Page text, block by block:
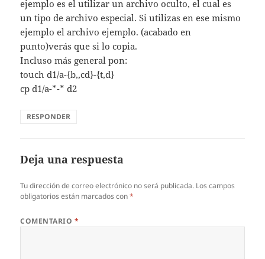
ejemplo es el utilizar un archivo oculto, el cual es
un tipo de archivo especial. Si utilizas en ese mismo
ejemplo el archivo ejemplo. (acabado en
punto)verás que si lo copia.
Incluso más general pon:
touch d1/a-{b,,cd}-{t,d}
cp d1/a-*-* d2
RESPONDER
Deja una respuesta
Tu dirección de correo electrónico no será publicada. Los campos
obligatorios están marcados con*
COMENTARIO *